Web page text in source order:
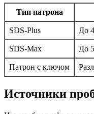
Тип патрона
SDS-Plus До
SDS-Max До
Патрон с ключом
Источники